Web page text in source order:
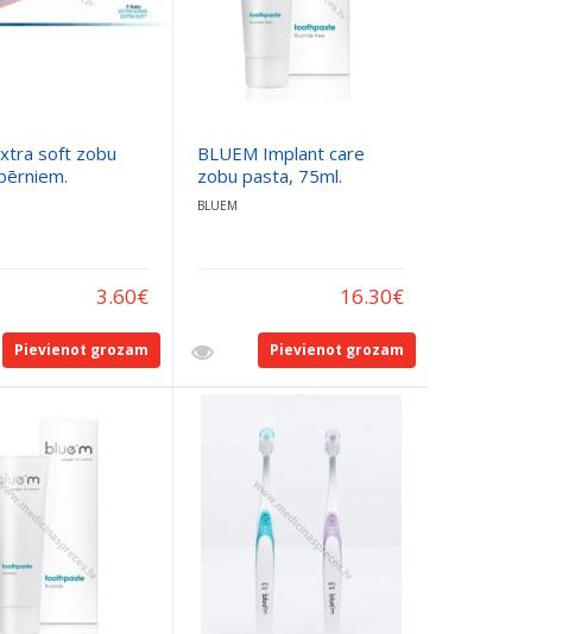
soft zobu
3.60€
Pievienot grozam
BLUEM Implant care
zobu pasta, 75ml.
BLUEM
16.30€
Pievienot grozam